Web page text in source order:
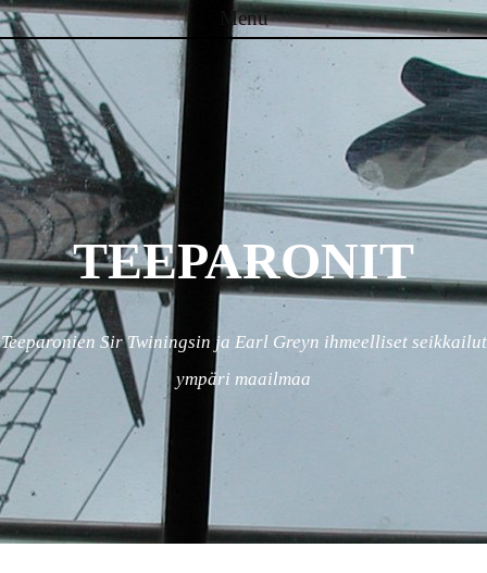
Menu
Skip to content
TEEPARONIT
Teeparonien Sir Twiningsin ja Earl Greyn ihmeelliset seikkailut
ympäri maailmaa